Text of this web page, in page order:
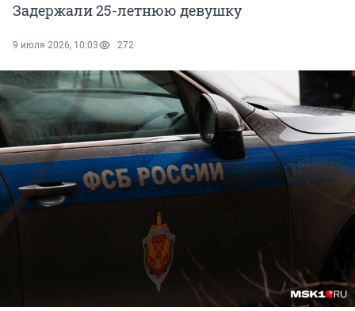
Задержали 25-летнюю девушку
9 июля 2026, 10:03 272